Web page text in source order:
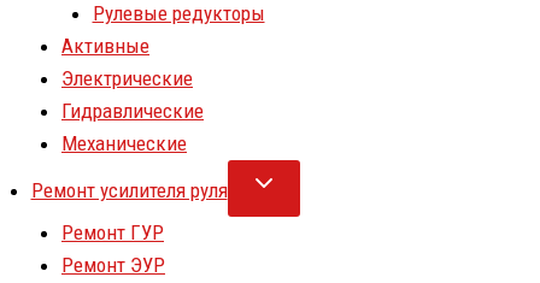
Рулевые редукторы
Активные
Электрические
Гидравлические
Механические
Ремонт усилителя руля
Ремонт ГУР
Ремонт ЭУР